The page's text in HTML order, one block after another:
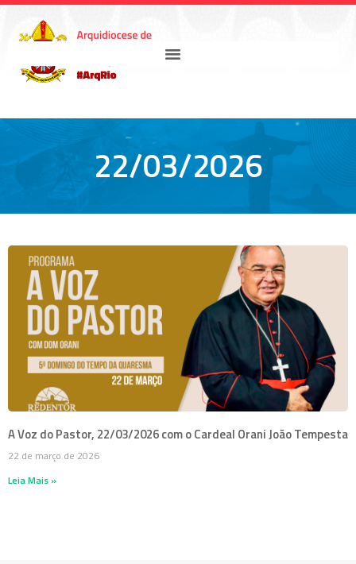
22/03/2026
A Voz do Pastor, 22/03/2026 com o Cardeal Orani João Tempesta
22 de março de 2026
Leia Mais »